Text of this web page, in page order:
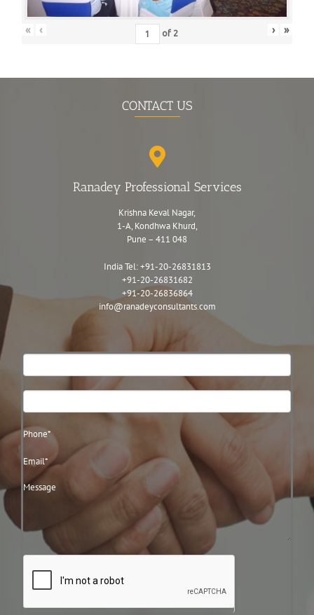
« ‹ of 2 › »
CONTACT US
Ranadey Professional Services
Krishna Keval Nagar,
1-A, Kondhwa Khurd,
Pune – 411 048
India Tel:+91-20-26831813
+91-20-26831682
+91-20-26836864
info@ranadeyconsultants.com
Contact
Us